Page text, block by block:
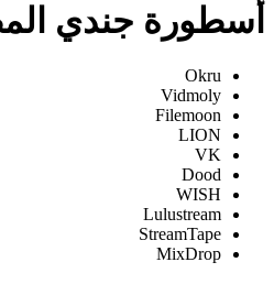
أسطورة جندي
Okru
Vidmoly
Filemoon
LION
VK
Dood
WISH
Lulustream
StreamTape
MixDrop